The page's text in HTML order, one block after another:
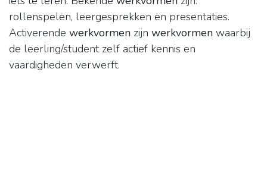
rollenspelen, leergesprekken en presentaties.
Activerende werkvormen zijn werkvormen waarbij
de leerling/student zelf actief kennis en
vaardigheden verwerft.